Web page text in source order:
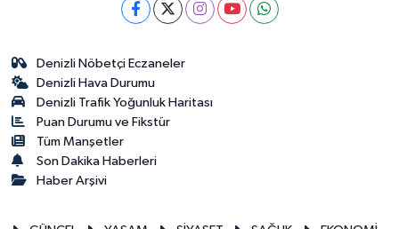
Denizli Nöbetçi Eczaneler
Denizli Hava Durumu
Denizli Trafik Yoğunluk Haritası
Puan Durumu ve Fikstür
Tüm Manşetler
Son Dakika Haberleri
Haber Arşivi